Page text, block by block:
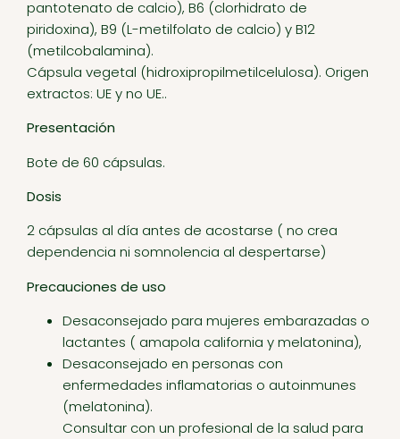
pantotenato de calcio), B6 (clorhidrato de
piridoxina), B9 (L-metilfolato de calcio) y B12
(metilcobalamina).
Cápsula vegetal (hidroxipropilmetilcelulosa). Origen
extractos: UE y no UE..
Presentación
Bote de 60 cápsulas.
Dosis
2 cápsulas al día antes de acostarse ( no crea
dependencia ni somnolencia al despertarse)
Precauciones de uso
Desaconsejado para mujeres embarazadas o
lactantes ( amapola california y melatonina),
Desaconsejado en personas con
enfermedades inflamatorias o autoinmunes
(melatonina).
Consultar con un profesional de la salud para